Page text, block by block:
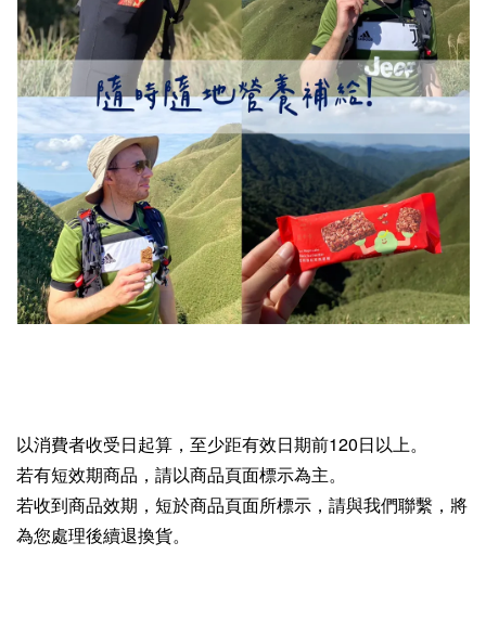
以消費者收受日起算，至少距有效日期前120日以上。
若有短效期商品，請以商品頁面標示為主。
若收到商品效期，短於商品頁面所標示，請與我們聯繫，將
為您處理後續退換貨。